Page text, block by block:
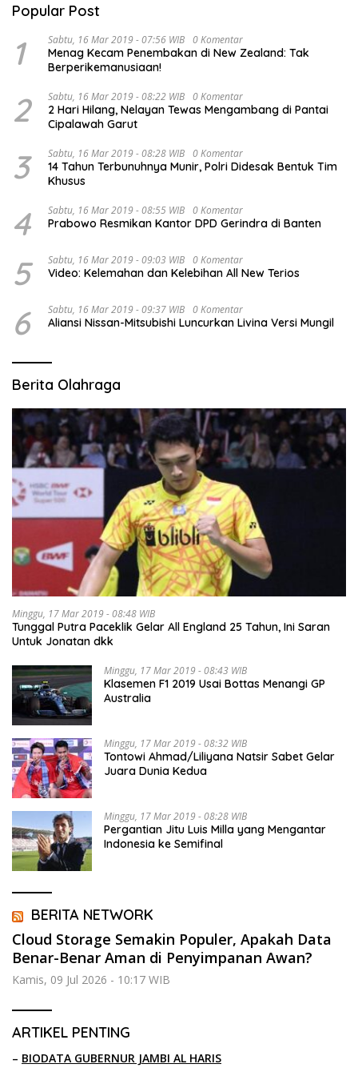
Popular Post
1 Sabtu, 16 Mar 2019 - 07:56 WIB 0 Komentar
Menag Kecam Penembakan di New Zealand: Tak
Berperikemanusiaan!
2 Sabtu, 16 Mar 2019 - 08:22 WIB 0 Komentar
2 Hari Hilang, Nelayan Tewas Mengambang di Pantai
Cipalawah Garut
3 Sabtu, 16 Mar 2019 - 08:28 WIB 0 Komentar
14 Tahun Terbunuhnya Munir, Polri Didesak Bentuk Tim
Khusus
4 Sabtu, 16 Mar 2019 - 08:55 WIB 0 Komentar
Prabowo Resmikan Kantor DPD Gerindra di Banten
5 Sabtu, 16 Mar 2019 - 09:03 WIB 0 Komentar
Video: Kelemahan dan Kelebihan All New Terios
6 Sabtu, 16 Mar 2019 - 09:37 WIB 0 Komentar
Aliansi Nissan-Mitsubishi Luncurkan Livina Versi Mungil
Berita Olahraga
Minggu, 17 Mar 2019 - 08:48 WIB
Tunggal Putra Paceklik Gelar All England 25 Tahun, Ini Saran
Untuk Jonatan dkk
Minggu, 17 Mar 2019 - 08:43 WIB
Klasemen F1 2019 Usai Bottas Menangi GP
Australia
Minggu, 17 Mar 2019 - 08:32 WIB
Tontowi Ahmad/Liliyana Natsir Sabet Gelar
Juara Dunia Kedua
Minggu, 17 Mar 2019 - 08:28 WIB
Pergantian Jitu Luis Milla yang Mengantar
Indonesia ke Semifinal
BERITA NETWORK
Cloud Storage Semakin Populer, Apakah Data
Benar-Benar Aman di Penyimpanan Awan?
Kamis, 09 Jul 2026 - 10:17 WIB
ARTIKEL PENTING
– BIODATA GUBERNUR JAMBI AL HARIS